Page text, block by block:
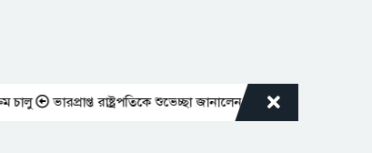
ভারপ্রাপ্ত রাষ্ট্রপতিকে শুভেচ্ছা জানালেন রাসিক প্রশাসক মাহফুজুর রহমান